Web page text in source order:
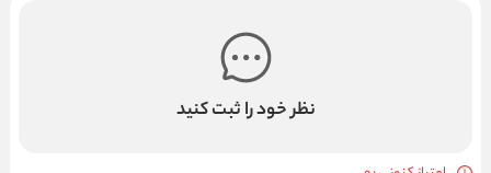
نظر خود را ثبت کنید